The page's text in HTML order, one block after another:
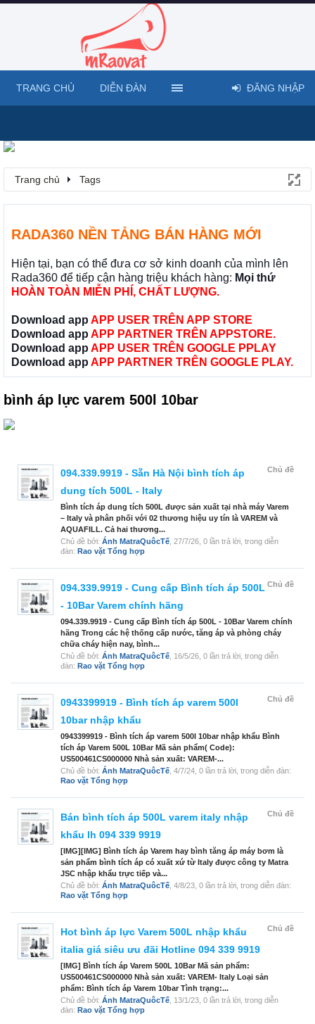
Trang chủ Tags
RADA360 NỀN TẢNG BÁN HÀNG MỚI
Hiện tại, bạn có thể đưa cơ sở kinh doanh của mình lên
Rada360 để tiếp cận hàng triệu khách hàng: Mọi thứ
HOÀN TOÀN MIỄN PHÍ, CHẤT LƯỢNG.
Download app APP USER TRÊN APP STORE
Download app APP PARTNER TRÊN APPSTORE.
Download app APP USER TRÊN GOOGLE PPLAY
Download app APP PARTNER TRÊN GOOGLE PLAY.
bình áp lực varem 500l 10bar
Chủ đề
094.339.9919 - Sẵn Hà Nội bình tích áp
dung tích 500L - Italy
Bình tích áp dung tích 500L được sản xuất tại nhà máy Varem
– Italy và phân phối với 02 thương hiệu uy tín là VAREM và
AQUAFILL. Cả hai thương...
Chủ đề bởi: Ánh MatraQuôcTế 27/7/26 , 0 lần trả lời, trong diễn
đàn: Rao vặt Tổng hợp
Chủ đề
094.339.9919 - Cung cấp Bình tích áp 500L
- 10Bar Varem chính hãng
094.339.9919 - Cung cấp Bình tích áp 500L - 10Bar Varem chính
hãng Trong các hệ thống cấp nước, tăng áp và phòng cháy
chữa cháy hiện nay, bình...
Chủ đề bởi: Ánh MatraQuôcTế 16/5/26 , 0 lần trả lời, trong diễn
đàn: Rao vặt Tổng hợp
Chủ đề
0943399919 - Bình tích áp varem 500l
10bar nhập khẩu
0943399919 - Bình tích áp varem 500l 10bar nhập khẩu Bình
tích áp Varem 500L 10Bar Mã sản phẩm( Code):
US500461CS000000 Nhà sản xuất: VAREM-...
Chủ đề bởi: Ánh MatraQuôcTế 4/7/24 , 0 lần trả lời, trong diễn đàn:
Rao vặt Tổng hợp
Chủ đề
Bán bình tích áp 500L varem italy nhập
khẩu lh 094 339 9919
[IMG][IMG] Bình tích áp Varem hay bình tăng áp máy bơm là
sản phẩm bình tích áp có xuất xứ từ Italy được công ty Matra
JSC nhập khẩu trực tiếp và...
Chủ đề bởi: Ánh MatraQuôcTế 4/8/23 , 0 lần trả lời, trong diễn đàn:
Rao vặt Tổng hợp
Chủ đề
Hot bình áp lực Varem 500L nhập khẩu
italia giá siêu ưu đãi Hotline 094 339 9919
[IMG] Bình tích áp Varem 500L 10Bar Mã sản phẩm:
US500461CS000000 Nhà sản xuất: VAREM- Italy Loại sản
phẩm: Bình tích áp Varem 10bar Tình trạng:...
Chủ đề bởi: Ánh MatraQuôcTế 13/1/23 , 0 lần trả lời, trong diễn
đàn: Rao vặt Tổng hợp
TRANG CHỦ DIỄN ĐÀN ĐĂNG NHẬP